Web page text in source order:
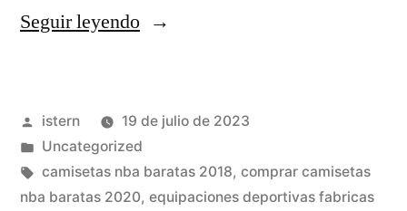
Seguir leyendo«paginas
camisetas
de
baloncesto
Publicado
por
istern
19 de julio de 2023
Publicado
en
Uncategorized
Etiquetas:
camisetas nba baratas 2018, comprar camisetas
nba baratas 2020, equipaciones deportivas fabricas